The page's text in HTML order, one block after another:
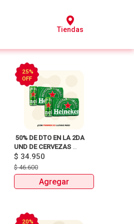
Tiendas
25%
OFF
50% DE DTO EN LA 2DA
UND DE CERVEZAS
SIXPACKS Y UNIDAD
HEINEKEN, SOL, 3
CORDILLERAS, ANDINA,
MILLER Y MITICA
$ 34.950
$46.600
Agregar
20%